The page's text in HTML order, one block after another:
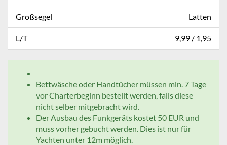
Großsegel Latten
L/T 9,99 / 1,95
Bettwäsche oder Handtücher müssen min. 7 Tage
vor Charterbeginn bestellt werden, falls diese
nicht selber mitgebracht wird.
Der Ausbau des Funkgeräts kostet 50 EUR und
muss vorher gebucht werden. Dies ist nur für
Yachten unter 12m möglich.